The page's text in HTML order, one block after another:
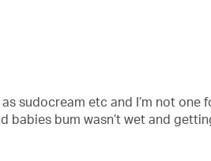
sudocream etc and I’m not one
babies bum wasn’t wet and